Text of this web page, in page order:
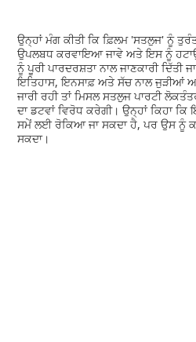
ਉਨ੍ਹਾਂ ਮੰਗ ਕੀਤੀ ਕਿ ਫ਼ਿਲਮ 'ਸਤਲੁਜ' ਨੂੰ
ਉਪਲਬਧ ਕਰਵਾਇਆ ਜਾਵੇ ਅਤੇ ਇਸ ਨੂੰ
ਨੂੰ ਪੂਰੀ ਪਾਰਦਰਸ਼ਤਾ ਨਾਲ ਜਾਣਕਾਰੀ ਦਿੱਤੀ
ਇਤਿਹਾਸ, ਇਨਸਾਫ਼ ਅਤੇ ਸੱਚ ਨਾਲ ਜੁੜੀਆਂ
ਜਾਰੀ ਰਹੀ ਤਾਂ ਮਿਸਲ ਸਤਲੁਜ ਪਾਰਟੀ
ਦਾ ਡਟਵਾਂ ਵਿਰੋਧ ਕਰੇਗੀ। ਉਨ੍ਹਾਂ ਕਿਹਾ
ਸਮੇਂ ਲਈ ਰੋਕਿਆ ਜਾ ਸਕਦਾ ਹੈ, ਪਰ ਉਸ ਨੂੰ
ਸਕਦਾ।